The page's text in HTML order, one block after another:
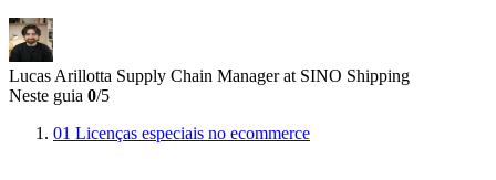
Lucas Arillotta Supply Chain Manager at SINO Shipping
Neste guia 0/5
01 Licenças especiais no ecommerce